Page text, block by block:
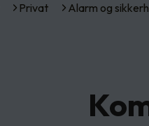
Privat Alarm og